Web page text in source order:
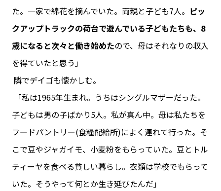
た。一家で綿花を摘んでいた。両親と子ども7人。 ピッ
クアップトラックの荷台で遊んでいる子どもたちも、8
歳になると次々と働き始めたので、母はそれなりの収入
を得ていたと思う」
隣でデイゴも懐かしむ。
「私は1965年生まれ。うちはシングルマザーだった。
子どもは男の子ばかり5人。私が真ん中。母は私たちを
フードパントリー(食糧配給所)によく連れて行った。そ
こで豆やジャガイモ、小麦粉をもらっていた。豆とトル
ティーヤを食べる貧しい暮らし。衣類は学校でもらって
いた。そうやって何とか生き延びたんだ」